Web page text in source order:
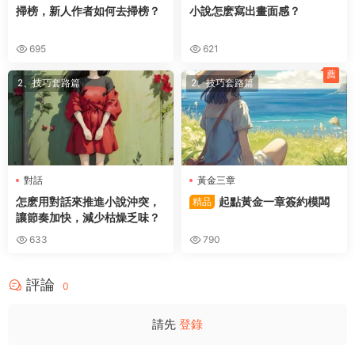
掃榜，新人作者如何去掃榜？
695
小說怎麽寫出畫面感？
621
2、技巧套路篇
對話
怎麽用對話來推進小說沖突，
讓節奏加快，減少枯燥乏味？
633
2、技巧套路篇
黃金三章
精品
起點黃金一章簽約模闆
790
薦
評論 0
請先 登錄